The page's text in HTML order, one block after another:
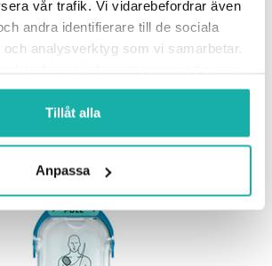
vår trafik. Vi vidarebefordrar även
andra identifierare till de sociala
och analysverktyg som vi samarbetar.
har tillhandahållit eller som de har
använt deras tjänster.
Tillåt alla
Anpassa
mängd
att byta batterier och elektroder
också gillar …